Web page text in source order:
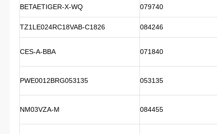
BETAETIGER-X-WQ 079740
TZ1LE024RC18VAB-C1826 084246
CES-A-BBA 071840
PWE0012BRG053135 053135
NM03VZA-M 084455